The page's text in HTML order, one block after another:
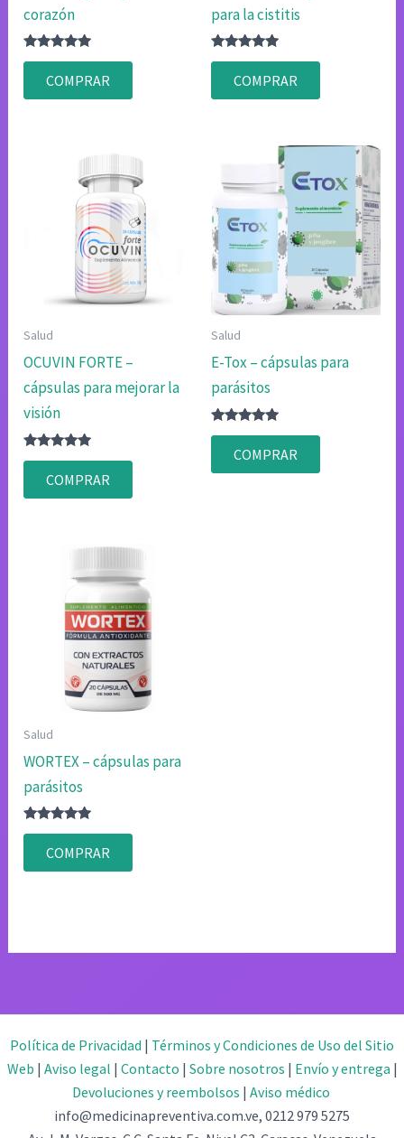
corazón
Valorado
4.83
de 5
COMPRAR
para la cistitis
Valorado
4.83
de 5
COMPRAR
Salud
OCUVIN FORTE –
cápsulas para mejorar la
visión
Valorado
4.80
de 5
COMPRAR
Salud
E-Tox – cápsulas para
parásitos
Valorado
4.80
de 5
COMPRAR
Salud
WORTEX – cápsulas para
parásitos
Valorado
4.80
de 5
COMPRAR
Política de Privacidad | Términos y Condiciones de Uso del Sitio
Web | Aviso legal | Contacto | Sobre nosotros | Envío y entrega |
Devoluciones y reembolsos | Aviso médico
info@medicinapreventiva.com.ve, 0212 979 5275